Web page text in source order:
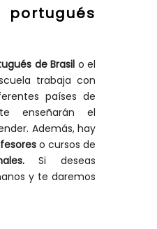
de Brasil o el
trabaja con
países de
enseñarán el
Además, hay
o cursos de
Si deseas
y te daremos